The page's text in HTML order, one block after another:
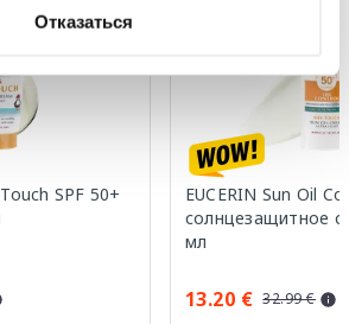
Отказаться
SPF 50+
EUCERIN Sun Oil
солнцезащитное
мл
13.20 € 32.99 €